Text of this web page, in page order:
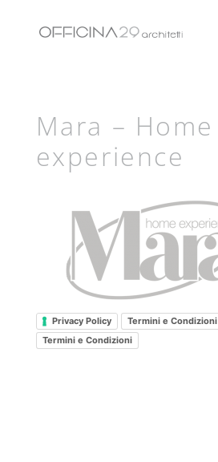
Mara – Home
experience
Privacy Policy
Termini e Condizioni
Termini e Condizioni